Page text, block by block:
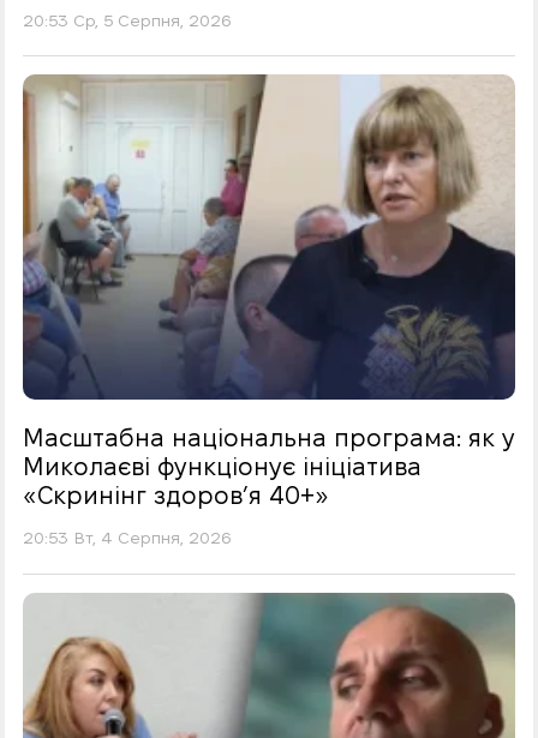
20:53 Ср, 5 Серпня, 2026
Масштабна національна програма: як у
Миколаєві функціонує ініціатива
«Скринінг здоровʼя 40+»
20:53 Вт, 4 Серпня, 2026